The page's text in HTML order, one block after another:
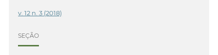
v. 12 n. 3 (2018)
SEÇÃO